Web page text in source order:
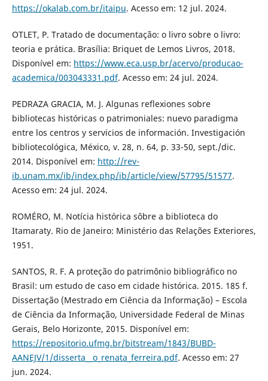
https://okalab.com.br/itaipu. Acesso em: 12 jul. 2024.
OTLET, P. Tratado de documentação: o livro sobre o livro:
teoria e prática. Brasília: Briquet de Lemos Livros, 2018.
Disponível em: https://www.eca.usp.br/acervo/producao-
academica/003043331.pdf. Acesso em: 24 jul. 2024.
PEDRAZA GRACIA, M. J. Algunas reflexiones sobre
bibliotecas históricas o patrimoniales: nuevo paradigma
entre los centros y servicios de información. Investigación
bibliotecológica, México, v. 28, n. 64, p. 33-50, sept./dic.
2014. Disponível em: http://rev-
ib.unam.mx/ib/index.php/ib/article/view/57795/51577.
Acesso em: 24 jul. 2024.
ROMÉRO, M. Notícia histórica sôbre a biblioteca do
Itamaraty. Rio de Janeiro: Ministério das Relações Exteriores,
1951.
SANTOS, R. F. A proteção do patrimônio bibliográfico no
Brasil: um estudo de caso em cidade histórica. 2015. 185 f.
Dissertação (Mestrado em Ciência da Informação) – Escola
de Ciência da Informação, Universidade Federal de Minas
Gerais, Belo Horizonte, 2015. Disponível em:
https://repositorio.ufmg.br/bitstream/1843/BUBD-
AANEJV/1/disserta__o_renata_ferreira.pdf. Acesso em: 27
jun. 2024.